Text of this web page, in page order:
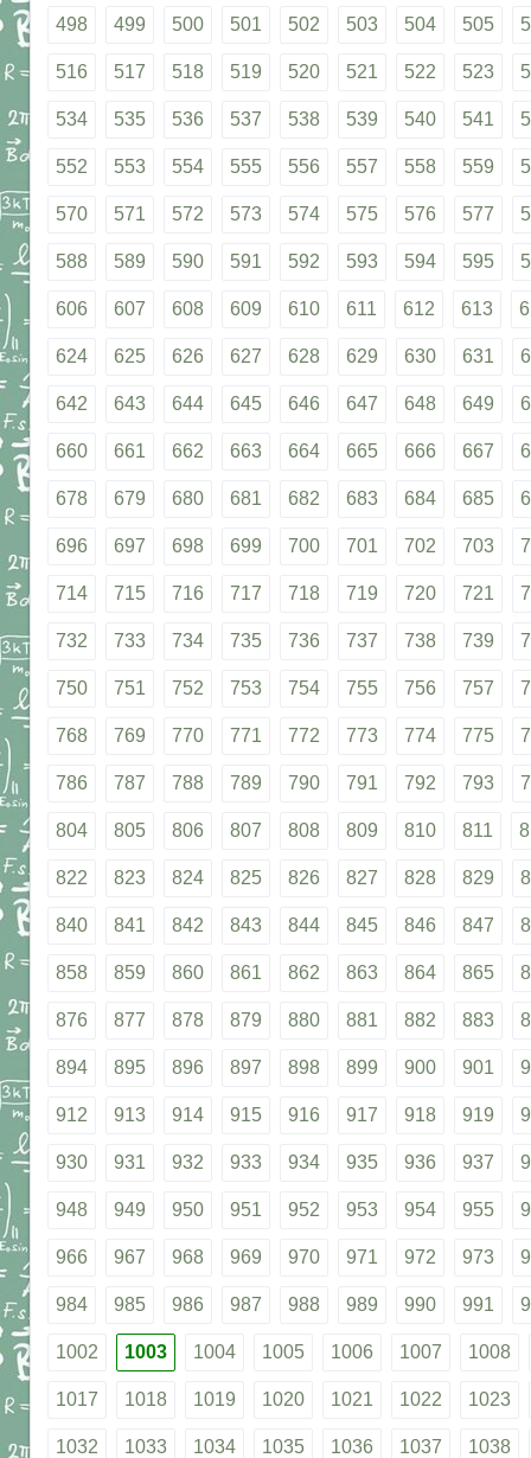
498 499 500 501 502 503 504 505
516 517 518 519 520 521 522 523
534 535 536 537 538 539 540 541
552 553 554 555 556 557 558 559
570 571 572 573 574 575 576 577
588 589 590 591 592 593 594 595
606 607 608 609 610 611 612 613
624 625 626 627 628 629 630 631
642 643 644 645 646 647 648 649
660 661 662 663 664 665 666 667
678 679 680 681 682 683 684 685
696 697 698 699 700 701 702 703
714 715 716 717 718 719 720 721
732 733 734 735 736 737 738 739
750 751 752 753 754 755 756 757
768 769 770 771 772 773 774 775
786 787 788 789 790 791 792 793
804 805 806 807 808 809 810 811
822 823 824 825 826 827 828 829
840 841 842 843 844 845 846 847
858 859 860 861 862 863 864 865
876 877 878 879 880 881 882 883
894 895 896 897 898 899 900 901
912 913 914 915 916 917 918 919
930 931 932 933 934 935 936 937
948 949 950 951 952 953 954 955
966 967 968 969 970 971 972 973
984 985 986 987 988 989 990 991
1002 1003 1004 1005 1006 1007 1008
1017 1018 1019 1020 1021 1022 1023
1032 1033 1034 1035 1036 1037 1038